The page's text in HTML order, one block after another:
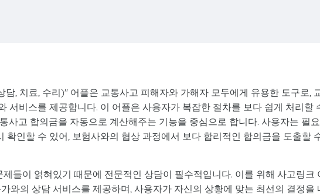
, 치료, 수리)" 어플은 교통사고 피해자와 가해자 모두에게 유용한 도구로,
서비스를 제공합니다. 이 어플은 사용자가 복잡한 절차를 보다 쉽게 처리할
사고 합의금을 자동으로 계산해주는 기능을 중심으로 합니다. 사용자는 필
확인할 수 있어, 보험사와의 협상 과정에서 보다 합리적인 합의금을 도출할
들이 얽혀있기 때문에 전문적인 상담이 필수적입니다. 이를 위해 사고링크
와의 상담 서비스를 제공하며, 사용자가 자신의 상황에 맞는 최선의 결정을